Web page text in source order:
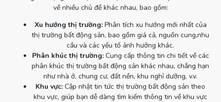
về nhiều chủ đề khác nhau, bao gồm:
Xu hướng thị trường:Phân tích xu hướng mới nhất của
thị trường bất động sản, bao gồm giá cả, nguồn cung,nhu
cầu và các yếu tố ảnh hưởng khác.
Phân khúc thị trường:Cung cấp thông tin chi tiết về các
phân khúc thị trường bất động sản khác nhau, chẳng hạn
như nhà ở, chung cư, đất nền, khu nghỉ dưỡng, v.v.
Khu vực: Cập nhật tin tức thị trường bất động sản theo
khu vực, giúp bạn dễ dàng tìm kiếm thông tin về khu vực